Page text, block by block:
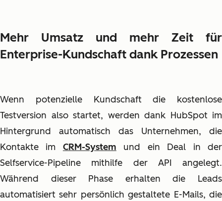
Mehr Umsatz und mehr Zeit für
Enterprise-Kundschaft dank Prozessen
Wenn potenzielle Kundschaft die kostenlose
Testversion also startet, werden dank HubSpot im
Hintergrund automatisch das Unternehmen, die
Kontakte im CRM-System und ein Deal in der
Selfservice-Pipeline mithilfe der API angelegt.
Während dieser Phase erhalten die Leads
automatisiert sehr persönlich gestaltete E-Mails, die